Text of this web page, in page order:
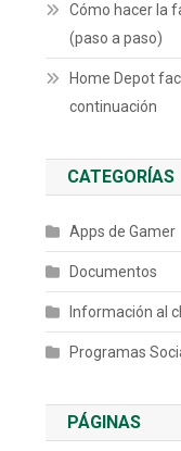
Cómo hacer la
(paso a paso)
Home Depot
continuación
CATEGORÍAS
Apps de Gamer
Documentos
Información al
Programas
PÁGINAS